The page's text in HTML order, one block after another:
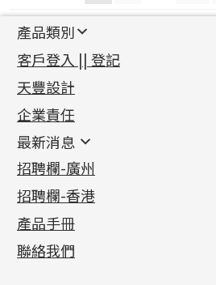
章
導
覽
產品類別
新產品
足金系列
足金配件
機織鏈系列
珠仔鏈
镶口链
管狀網鏈
十字車花鏈系列
十字閃O鏈系列
十字錘打鏈系列
側身車花鏈系列
側身鏈系列
首飾配件
耳環類配件
卷迫系列
螺絲迫系列
梅花迫系列
平臺迫系列
綫拍系列
美拍系列
鏈類配件
動感車花吊墜
調節珠系列
生圈扣系列
龍蝦扣系列
鴨俐制系列
其他類配件
珠盤系列
袖口鈕系列
焊片及鐳射綫
空心車花管
珠類配件
無孔光身珠
空心光身珠
無孔批花珠
鑲口類
四爪頭系列
六爪頭系列
車花片
動感車花片
鑲口戒指
鑲口手鏈系列
首飾系列
手镯系列
戒指系列
空心耳環
空心车花管首饰链
空心手鐲系列
貴金屬原料
千足金
記憶金屬系列
記憶戒指
拉簧珠珠手鏈
記憶鈦手鐲
客戶登入 || 登記
天豐設計
企業責任
最新消息
最新消息
各項證書(2)
相片集(9)
展覽會資訊
最新產品資訊
招聘欄-廣州
招聘欄-香港
產品手冊
聯絡我們